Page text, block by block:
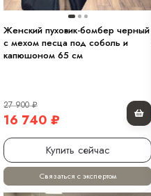
Женский пуховик-бомбер черный
с мехом песца под соболь и
капюшоном 65 см
27 900₽
16 740 ₽
Купить сейчас
Связаться с экспертом